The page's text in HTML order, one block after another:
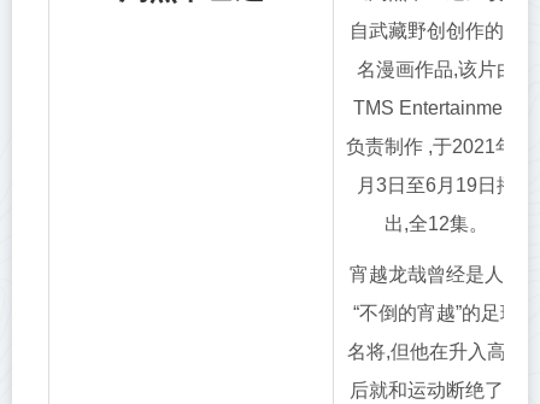
自武藏野创创作的同
名漫画作品,该片由
TMS Entertainment
负责制作 ,于2021年4
月3日至6月19日播
出,全12集。
宵越龙哉曾经是人称
“不倒的宵越”的足球
名将,但他在升入高中
后就和运动断绝了关